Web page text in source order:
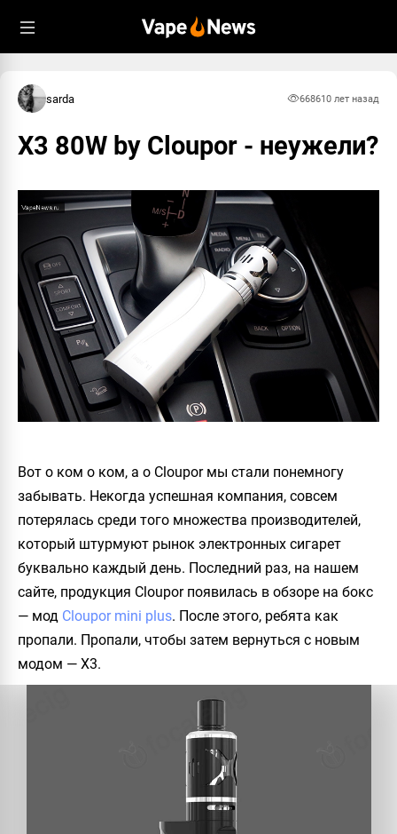
sarda 668610 лет назад
X3 80W by Cloupor - неужели?
Вот о ком о ком, а о Clouporмы стали понемногу
забывать. Некогда успешная компания, совсем
потерялась среди того множества производителей,
который штурмуют рынок электронных сигарет
буквально каждый день. Последний раз, на нашем
сайте, продукция Clouporпоявилась в обзоре на бокс
— мод Cloupor mini plus. После этого, ребята как
пропали. Пропали, чтобы затем вернуться с новым
модом — X3.